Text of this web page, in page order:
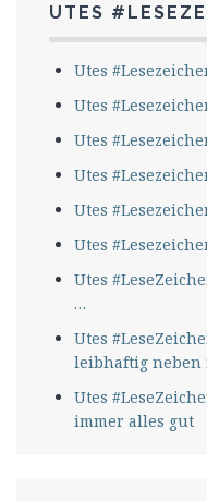
UTES
Utes
Utes
Utes
Utes
Utes
Utes
Utes
…
Utes
leibhaftig neben
Utes
immer alles gut